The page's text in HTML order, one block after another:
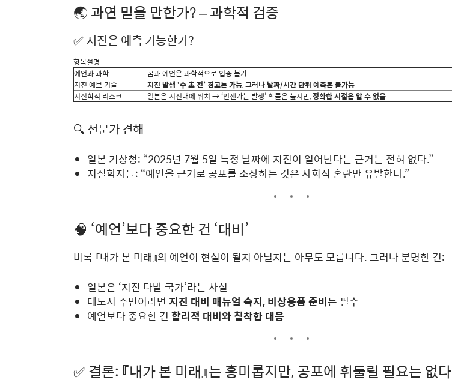
🌏 과연 믿을 만한가? – 과학적 검증
✅ 지진은 예측 가능한가?
항목설명
예언과 과학
꿈과 예언은 과학적으로 입증 불가
지진 예보 기술
지진 발생 ‘수 초 전’ 경고는 가능, 그러나 날짜/시간 단위 예측은 불가능
지질학적 리스크
일본은 지진대에 위치 → ‘언젠가는 발생’ 확률은 높지만,정확한 시점은 알 수 없음
🔍 전문가 견해
일본 기상청: “2025년 7월 5일 특정 날짜에 지진이 일어난다는 근거는 전혀 없다.”
지질학자들: “예언을 근거로 공포를 조장하는 것은 사회적 혼란만 유발한다.”
🧠 ‘예언’보다 중요한 건 ‘대비’
비록 『내가 본 미래』의 예언이 현실이 될지 아닐지는 아무도 모릅니다. 그러나 분명한 건:
일본은 ‘지진 다발 국가’라는 사실
대도시 주민이라면 지진 대비 매뉴얼 숙지, 비상용품 준비는 필수
예언보다 중요한 건 합리적 대비와 침착한 대응
✅ 결론: 『내가 본 미래』는 흥미롭지만, 공포에 휘둘릴 필요는 없다